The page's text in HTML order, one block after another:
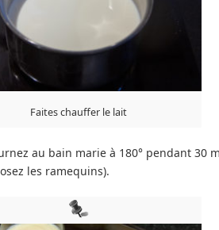
Faites chauffer le lait
au bain marie à 180° pendant 30
les ramequins).